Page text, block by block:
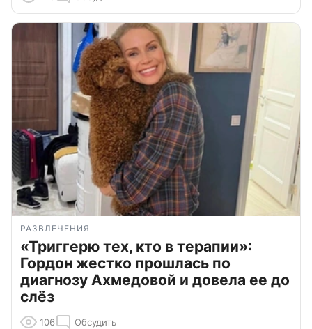
РАЗВЛЕЧЕНИЯ
«Триггерю тех, кто в терапии»:
Гордон жестко прошлась по
диагнозу Ахмедовой и довела ее до
слёз
106 Обсудить